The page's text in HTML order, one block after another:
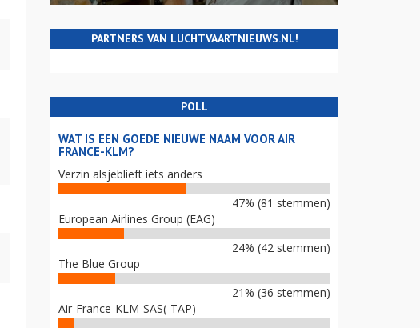
PARTNERS VAN LUCHTVAARTNIEUWS.NL!
POLL
WAT IS EEN GOEDE NIEUWE NAAM VOOR AIR
FRANCE-KLM?
Verzin alsjeblieft iets anders
47% (81 stemmen)
European Airlines Group (EAG)
24% (42 stemmen)
The Blue Group
21% (36 stemmen)
Air-France-KLM-SAS(-TAP)